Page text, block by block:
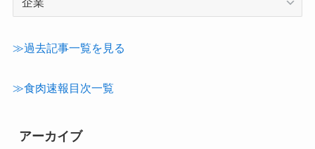
テ
リ
≫過去記事一覧を見る
≫食肉速報目次一覧
アーカイブ